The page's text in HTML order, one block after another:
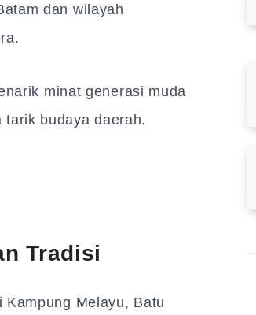
dan wilayah
minat generasi muda
budaya daerah.
Tradisi
Melayu, Batu